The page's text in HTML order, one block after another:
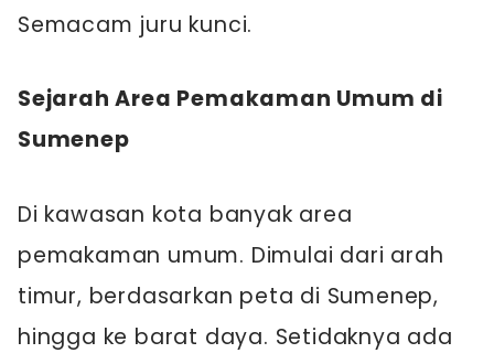
Semacam juru kunci.
Sejarah Area Pemakaman Umum di
Sumenep
Di kawasan kota banyak area
pemakaman umum. Dimulai dari arah
timur, berdasarkan peta di Sumenep,
hingga ke barat daya. Setidaknya ada